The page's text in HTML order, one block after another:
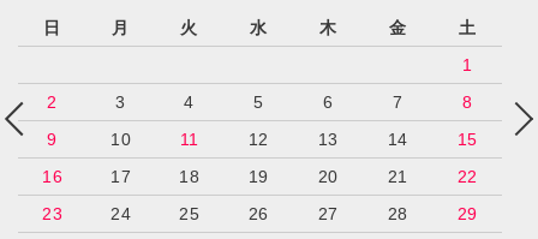
日
月 火 水 木 金
土
1
2
3 4 5 6 7
8
9
10 11 12 13 14
15
16
17 18 19 20 21
22
23
24 25 26 27 28
29